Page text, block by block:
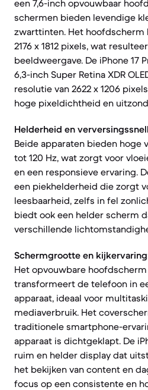
een 7,6-inch opvouwbaar
schermen bieden levendige
zwarttinten. Het hoofdscherm
2176 x 1812 pixels, wat
beeldweergave. De iPhone 17
6,3-inch Super Retina XDR
resolutie van 2622 x 1206
hoge pixeldichtheid en
Helderheid en
Beide apparaten bieden hoge
tot 120 Hz, wat zorgt voor
en een responsieve ervaring.
een piekhelderheid die zorgt
leesbaarheid, zelfs in fel
biedt ook een helder scherm
verschillende
Schermgrootte en
Het opvouwbare hoofdscherm
transformeert de telefoon in
apparaat, ideaal voor
mediaverbruik. Het
traditionele smartphone-
apparaat is dichtgeklapt. De
ruim en helder display dat
het bekijken van content en
focus op een consistente en